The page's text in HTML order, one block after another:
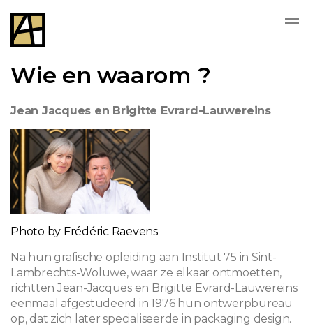
Wie en waarom ?
Jean Jacques en Brigitte Evrard-Lauwereins
Photo by Frédéric Raevens
Na hun grafische opleiding aan Institut 75 in Sint-
Lambrechts-Woluwe, waar ze elkaar ontmoetten,
richtten Jean-Jacques en Brigitte Evrard-Lauwereins
eenmaal afgestudeerd in 1976 hun ontwerpbureau
op, dat zich later specialiseerde in packaging design.